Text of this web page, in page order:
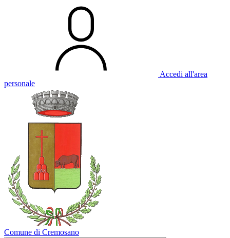
Accedi all'area
personale
Comune di Cremosano